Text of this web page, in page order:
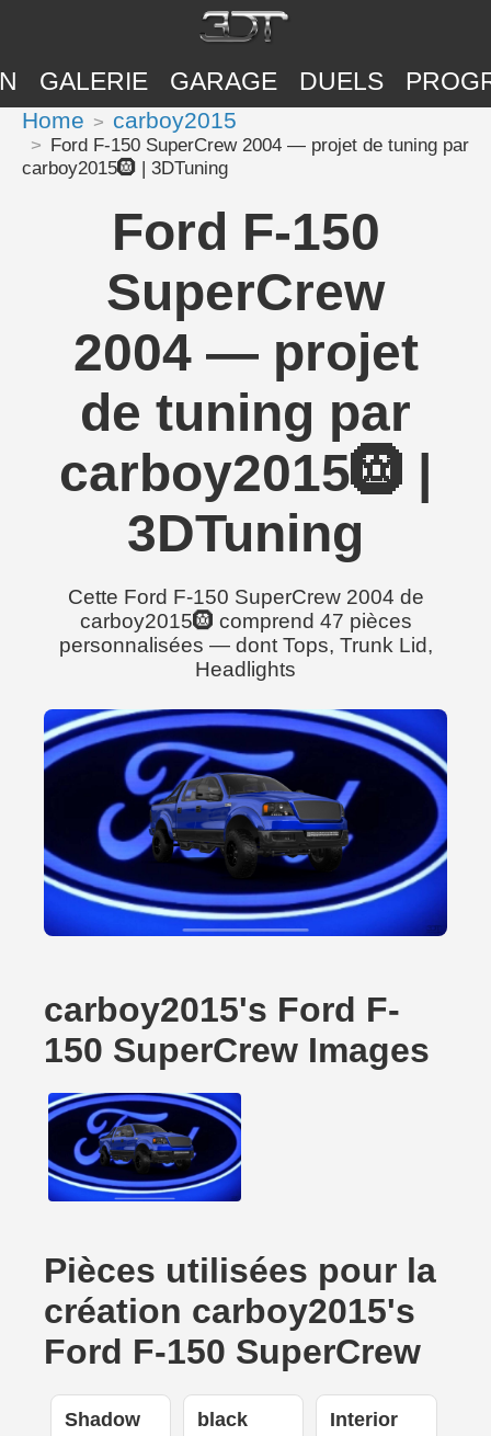
GALERIE GARAGE DUELS
Home carboy2015
Ford F-150 SuperCrew 2004 — projet de tuning par
carboy2015🛞 | 3DTuning
Ford F-150
SuperCrew
2004 — projet
de tuning par
carboy2015🛞 |
3DTuning
Cette Ford F-150 SuperCrew 2004 de
carboy2015🛞 comprend 47 pièces
personnalisées — dont Tops, Trunk Lid,
Headlights
carboy2015's Ford F-
150 SuperCrew Images
Pièces utilisées pour la
création carboy2015's
Ford F-150 SuperCrew
Shadow black Interior